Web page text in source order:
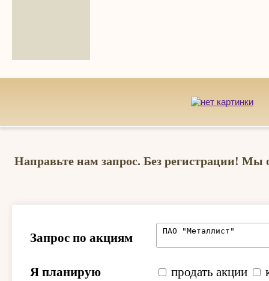
Направьте нам запрос. Без регистрации! Мы
Запрос по акциям
Я планирую продать акции